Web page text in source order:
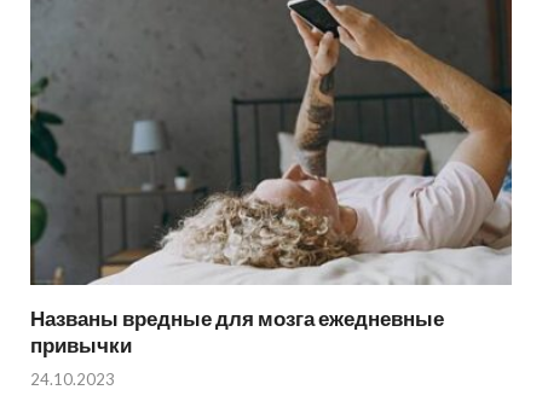
Названы вредные для мозга ежедневные
привычки
24.10.2023